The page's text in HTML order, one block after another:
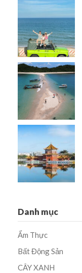
Danh mục
Ẩm Thực
Bất Động Sản
CÂY XANH